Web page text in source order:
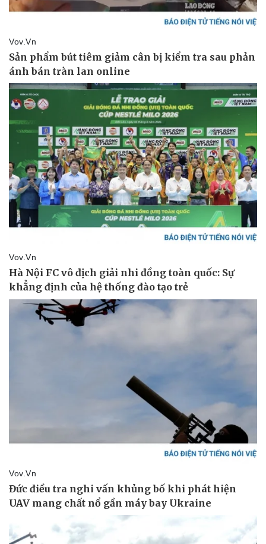
Kinh tế
Thị trường
Giá vàng
Chứng khoán
Giá cà phê